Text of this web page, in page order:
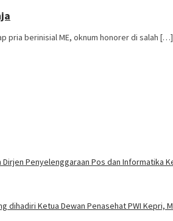
pria berinisial ME, oknum honorer di salah […]